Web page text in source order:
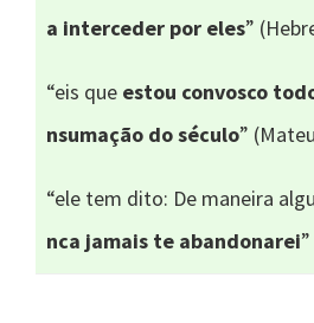
a interceder por eles”
“eis que estou convosco
nsumação do século”
“ele tem dito: De maneira
nca jamais te abandonarei